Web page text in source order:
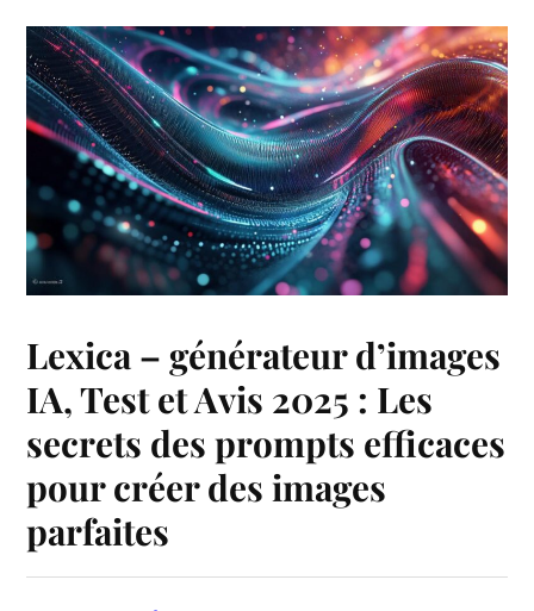
Lexica – générateur d’images
IA, Test et Avis 2025 : Les
secrets des prompts efficaces
pour créer des images
parfaites